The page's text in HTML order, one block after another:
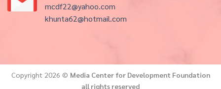
mcdf22@yahoo.com
khunta62@hotmail.com
Copyright 2026 © Media Center for Development Foundation
all rights reserved